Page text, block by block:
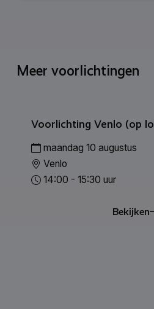
Meer voorlichtingen
Voorlichting Venlo (op
maandag 10 augustus
Venlo
14:00 - 15:30 uur
Bekijken